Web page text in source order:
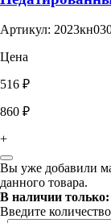
Артикул:
Цена
516 ₽
860 ₽
+
Вы уже добавили
данного товара.
В наличии только:
Введите количество